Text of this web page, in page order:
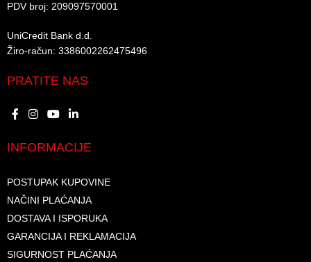
PDV broj: 209097570001 ​
UniCredit Bank d.d.​
Žiro-račun: 3386002262475496​​
PRATITE NAS
INFORMACIJE
POSTUPAK KUPOVINE
NAČINI PLAĆANJA
DOSTAVA I ISPORUKA
GARANCIJA I REKLAMACIJA
SIGURNOST PLAĆANJA